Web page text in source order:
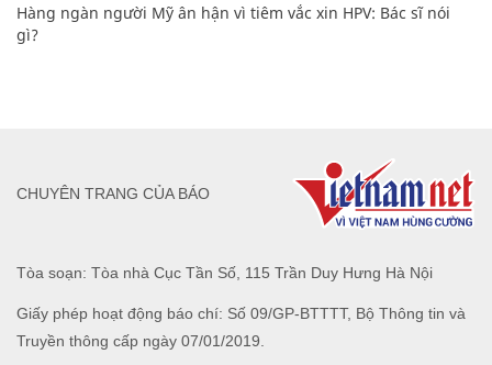
Hàng ngàn người Mỹ ân hận vì tiêm vắc xin HPV: Bác sĩ nói
gì?
Tòa soạn: Tòa nhà Cục Tần Số, 115 Trần Duy Hưng Hà Nội
Giấy phép hoạt động báo chí: Số 09/GP-BTTTT, Bộ Thông tin và
Truyền thông cấp ngày 07/01/2019.
CHUYÊN TRANG CỦA BÁO